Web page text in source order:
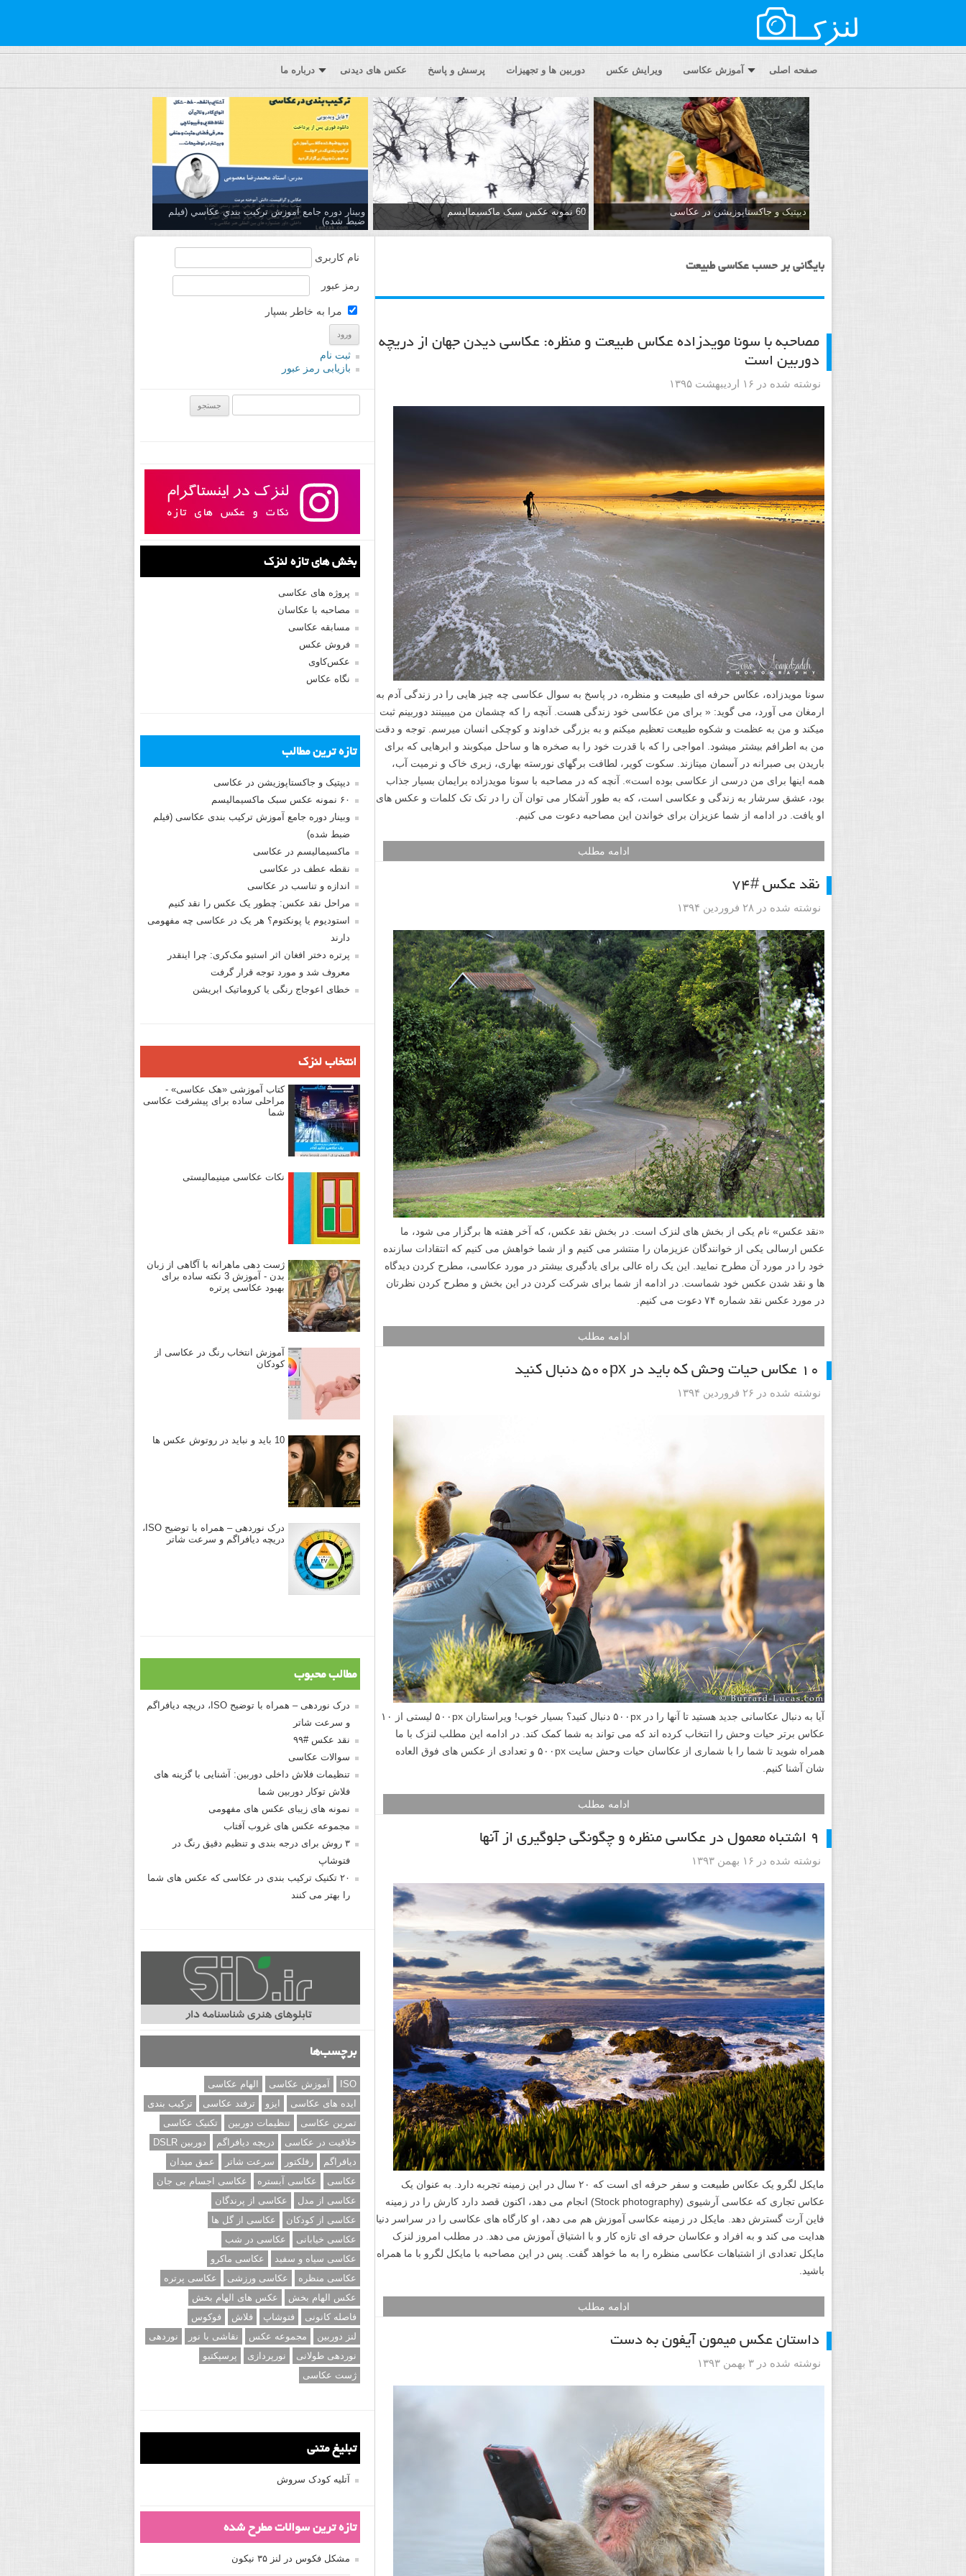
صفحه اصلی آموزش عکاسی ویرایش عکس دوربین ها و تجهیزات پرسش و پاسخ عکس های دیدنی درباره ما
دیپتیک و جاکستا‌پوزیشن در عکاسی 60 نمونه عکس سبک ماکسیمالیسم
وبینار دوره جامع آموزش تركيب بندي عكاسي (فیلم
ضبط شده)
بایگانی بر حسب عکاسی طبیعت
مصاحبه با سونا مویدزاده عکاس طبیعت و منظره: عکاسی دیدن جهان از دریچه
دوربین است
نوشته شده در ۱۶ اردیبهشت ۱۳۹۵
سونا مویدزاده، عکاس حرفه ای طبیعت و منظره، در پاسخ به سوال عکاسی چه چیز هایی را در زندگی آدم به
ارمغان می آورد، می گوید: « برای من عکاسی خود زندگی هست. آنچه را که چشمان من میبینند دوربینم ثبت
میکند و من به عظمت و شکوه طبیعت تعظیم میکنم و به بزرگی خداوند و کوچکی انسان میرسم. توجه و دقت
من به اطرافم بیشتر میشود. امواجی را که با قدرت خود را به صخره ها و ساحل میکوبند و ابرهایی که برای
باریدن بی صبرانه در آسمان میتازند. سکوت کویر، لطافت برگهای نورسته بهاری، زبری خاک و نرمیت آب،
همه اینها برای من درسی از عکاسی بوده است». آنچه که در مصاحبه با سونا مویدزاده برایمان بسیار جذاب
بود، عشق سرشار به زندگی و عکاسی است، که به طور آشکار می توان آن را در تک تک کلمات و عکس های
او یافت. در ادامه از شما عزیزان برای خواندن این مصاحبه دعوت می کنیم.
ادامه مطلب
نقد عکس #۷۴
نوشته شده در ۲۸ فروردین ۱۳۹۴
«نقد عکس» نام یکی از بخش های لنزک است. در بخش نقد عکس، که آخر هفته ها برگزار می شود، ما
عکس ارسالی یکی از خوانندگان عزیزمان را منتشر می کنیم و از شما خواهش می کنیم که انتقادات سازنده
خود را در مورد آن مطرح نمایید. این یک راه عالی برای یادگیری بیشتر در مورد عکاسی، مطرح کردن دیدگاه
ها و نقد شدن عکس خود شماست. در ادامه از شما برای شرکت کردن در این بخش و مطرح کردن نظرتان
در مورد عکس نقد شماره ۷۴ دعوت می کنیم.
ادامه مطلب
۱۰ عکاس حیات وحش که باید در ۵۰۰px دنبال کنید
نوشته شده در ۲۶ فروردین ۱۳۹۴
آیا به دنبال عکاسانی جدید هستید تا آنها را در ۵۰۰px دنبال کنید؟ بسیار خوب! ویراستاران ۵۰۰px لیستی از ۱۰
عکاس برتر حیات وحش را انتخاب کرده اند که می تواند به شما کمک کند. در ادامه این مطلب لنزک با ما
همراه شوید تا شما را با شماری از عکاسان حیات وحش سایت ۵۰۰px و تعدادی از عکس های فوق العاده
شان آشنا کنیم.
ادامه مطلب
۹ اشتباه معمول در عکاسی منظره و چگونگی جلوگیری از آنها
نوشته شده در ۱۶ بهمن ۱۳۹۳
مایکل لگرو یک عکاس طبیعت و سفر حرفه ای است که ۲۰ سال در این زمینه تجربه دارد. به عنوان یک
عکاس تجاری که عکاسی آرشیوی (Stock photography) انجام می دهد، اکنون قصد دارد کارش را در زمینه
فاین آرت گسترش دهد. مایکل در زمینه عکاسی آموزش هم می دهد، او کارگاه های عکاسی را در سراسر دنیا
هدایت می کند و به افراد و عکاسان حرفه ای تازه کار و با اشتیاق آموزش می دهد. در مطلب امروز لنزک
مایکل تعدادی از اشتباهات عکاسی منظره را به ما خواهد گفت. پس در این مصاحبه با مایکل لگرو با ما همراه
باشید.
ادامه مطلب
داستان عکس میمون آیفون به دست
نوشته شده در ۳ بهمن ۱۳۹۳
نام کاربری
رمز عبور
مرا به خاطر بسپار
ثبت نام
بازیابی رمز عبور
بخش های تازه لنزک
پروژه های عکاسی
مصاحبه با عکاسان
مسابقه عکاسی
فروش عکس
عکس‌کاوی
نگاه عکاس
تازه ترین مطالب
دیپتیک و جاکستا‌پوزیشن در عکاسی
۶۰ نمونه عکس سبک ماکسیمالیسم
وبینار دوره جامع آموزش ترکیب بندی عکاسی (فیلم
ضبط شده)
ماکسیمالیسم در عکاسی
نقطه عطف در عکاسی
اندازه و تناسب در عکاسی
مراحل نقد عکس: چطور یک عکس را نقد کنیم
استودیوم یا پونکتوم؟ هر یک در عکاسی چه مفهومی
دارند
پرتره دختر افغان اثر استیو مک‌کری: چرا اینقدر
معروف شد و مورد توجه قرار گرفت
خطای اعوجاج رنگی یا کروماتیک ابریشن
انتخاب لنزک
کتاب آموزشی «هک عکاسی» -
مراحلی ساده برای پیشرفت عکاسی
شما
نکات عکاسی مینیمالیستی
ژست دهی ماهرانه با آگاهی از زبان
بدن - آموزش 3 نکته ساده برای
بهبود عکاسی پرتره
آموزش انتخاب رنگ در عکاسی از
کودکان
10 باید و نباید در روتوش عکس ها
درک نوردهی – همراه با توضیح ISO،
دریچه دیافراگم و سرعت شاتر
مطالب محبوب
درک نوردهی – همراه با توضیح ISO، دریچه دیافراگم
و سرعت شاتر
نقد عکس #۹۹
سوالات عکاسی
تنظیمات فلاش داخلی دوربین: آشنایی با گزینه های
فلاش توکار دوربین شما
نمونه های زیبای عکس های مفهومی
مجموعه عکس های غروب آفتاب
۳ روش برای درجه بندی و تنظیم دقیق رنگ در
فتوشاپ
۲۰ تکنیک ترکیب بندی در عکاسی که عکس های شما
را بهتر می کنند
برچسب‌ها
ISO آموزش عکاسی
الهام عکاسی
ایده های عکاسی
ایزو ترفند عکاسی
ترکیب بندی
تمرین عکاسی
تنظیمات دوربین
تکنیک عکاسی
خلاقیت در عکاسی
دریچه دیافراگم
دوربین DSLR
دیافراگم
رفلکتور سرعت شاتر
عمق میدان
عکاسی
عکاسی آبستره
عکاسی اجسام بی جان
عکاسی از مدل
عکاسی از پرندگان
عکاسی از کودکان
عکاسی از گل ها
عکاسی خیابانی
عکاسی در شب
عکاسی سیاه و سفید
عکاسی ماکرو
عکاسی منظره
عکاسی ورزشی
عکاسی پرتره
عکس الهام بخش
عکس های الهام بخش
فاصله کانونی
فتوشاپ فلاش
فوکوس
لنز دوربین
مجموعه عکس نقاشی با نور
نوردهی
نوردهی طولانی
نورپردازی
پرسپکتیو
ژست عکاسی
تبلیغ متنی
آتلیه کودک سروش
تازه ترین سوالات مطرح شده
مشکل فکوس در لنز ۳۵ نیکون